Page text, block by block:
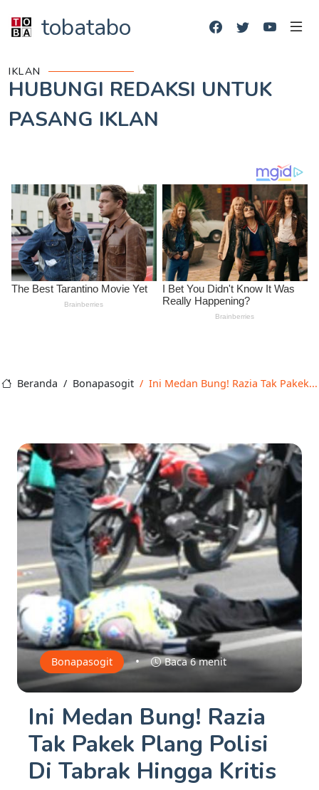
tobatabo
IKLAN
HUBUNGI REDAKSI UNTUK
PASANG IKLAN
Beranda Bonapasogit Ini Medan Bung! Razia Tak Pakek...
Bonapasogit • Baca 6 menit
Ini Medan Bung! Razia
Tak Pakek Plang Polisi
Di Tabrak Hingga Kritis